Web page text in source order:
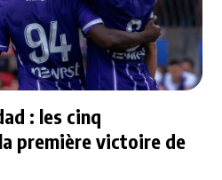
: les cinq
première victoire de